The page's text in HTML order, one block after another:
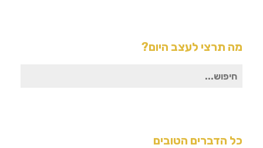
מה תרצי לעצב היום?
חיפוש
כל הדברים הטובים